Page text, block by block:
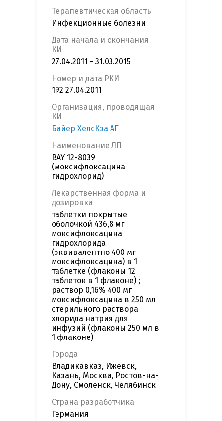
Терапевтическая область
Инфекционные болезни
Дата начала и окончания
КИ
27.04.2011 - 31.03.2015
Номер и дата РКИ
192 27.04.2011
Организация, проводящая
КИ
Байер ХелсКэа АГ
Наименование ЛП
BAY 12-8039
(моксифлоксацина
гидрохлорид)
Лекарственная форма и
дозировка
таблетки покрытые
оболочкой 436,8 мг
моксифлоксацина
гидрохлорида
(эквивалентно 400 мг
моксифлоксацина) в 1
таблетке (флаконы 12
таблеток в 1 флаконе) ;
раствор 0,16% 400 мг
моксифлоксацина в 250 мл
стерильного раствора
хлорида натрия для
инфузий (флаконы 250 мл в
1 флаконе)
Города
Владикавказ, Ижевск,
Казань, Москва, Ростов-на-
Дону, Смоленск, Челябинск
Страна разработчика
Германия